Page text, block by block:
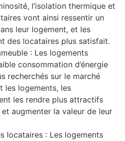
l’isolation thermique et
vont ainsi ressentir un
leur logement, et les
des locataires plus satisfait.
: Les logements
consommation d’énergie
recherchés sur le marché
les logements, les
les rendre plus attractifs
augmenter la valeur de leur
locataires : Les logements